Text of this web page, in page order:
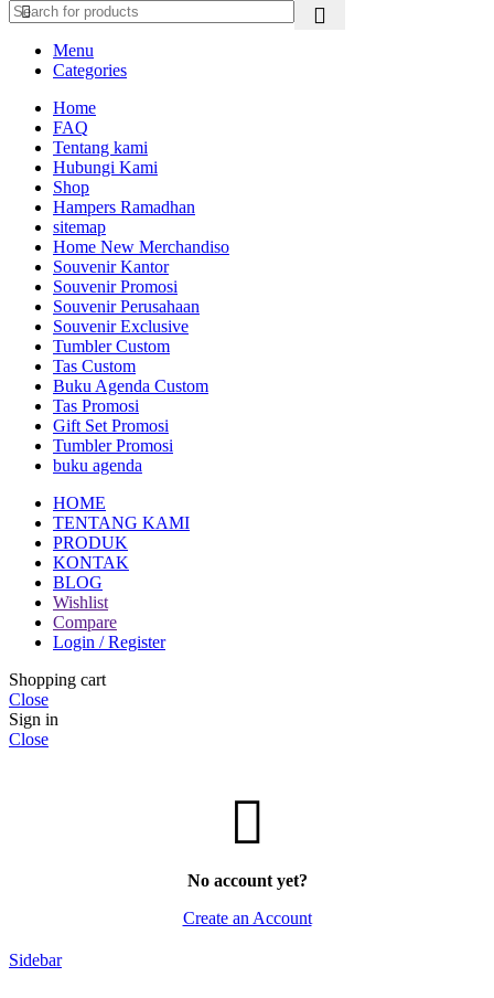
Menu
Categories
Home
FAQ
Tentang kami
Hubungi Kami
Shop
Hampers Ramadhan
sitemap
Home New Merchandiso
Souvenir Kantor
Souvenir Promosi
Souvenir Perusahaan
Souvenir Exclusive
Tumbler Custom
Tas Custom
Buku Agenda Custom
Tas Promosi
Gift Set Promosi
Tumbler Promosi
buku agenda
HOME
TENTANG KAMI
PRODUK
KONTAK
BLOG
Wishlist
Compare
Login / Register
Shopping cart
Close
Sign in
Close
No account yet?
Create an Account
Sidebar